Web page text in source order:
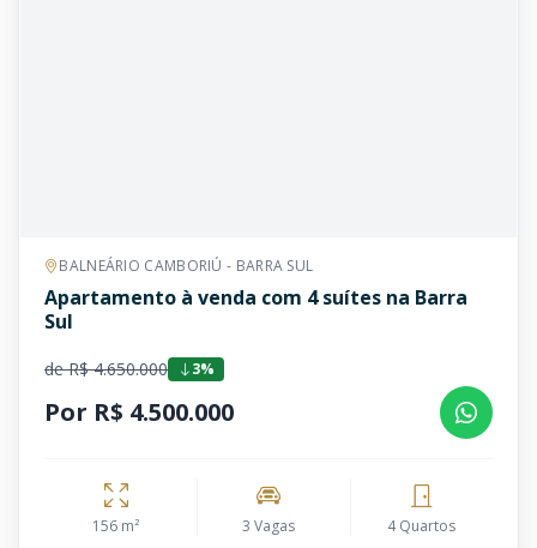
BALNEÁRIO CAMBORIÚ - BARRA SUL
Apartamento à venda com 4 suítes na Barra
Sul
de R$ 4.650.000 3%
Por R$ 4.500.000
156 m² 3 Vagas 4 Quartos